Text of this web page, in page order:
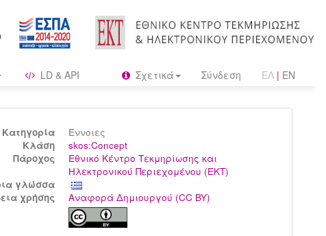
LD & API Σχετικά Σύνδεση ΕΛ | EN
Κατηγορία
Έννοιες
Kλάση
skos:Concept
Πάροχος
Εθνικό Κέντρο Τεκμηρίωσης και
Ηλεκτρονικού Περιεχομένου (ΕΚΤ)
γλώσσα
χρήσης
Αναφορά Δημιουργού (CC BY)